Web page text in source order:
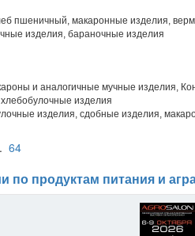
пшеничный, макаронные изделия,
изделия, бараночные изделия
и аналогичные мучные изделия,
изделия
изделия, сдобные изделия,
64
по продуктам питания и